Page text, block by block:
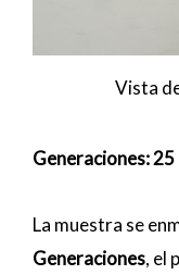
Vista
Generaciones:
La muestra se
Generaciones, el